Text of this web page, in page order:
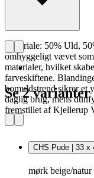
Materiale: 50% Uld,
omhyggeligt vævet
materialer, hvilket
farveskiftene.
bomuldstrend sikrer et
daglig brug, mens
fremstillet af Kjellerup
Se 2 varianter
CHS Pude | 33 x
mørk beige/natur